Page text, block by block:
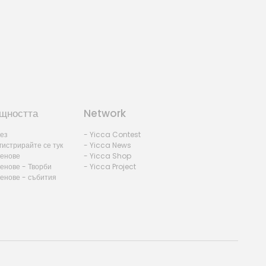
се тук
- Творби
- събития
Network
- Yicca Contest
- Yicca News
- Yicca Shop
- Yicca Project